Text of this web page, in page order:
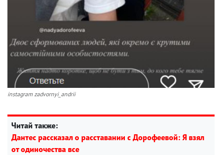
instagram zadvornyi_andrii
Читай также:
Дантес рассказал о расставании с Дорофеевой: Я взял
от одиночества все